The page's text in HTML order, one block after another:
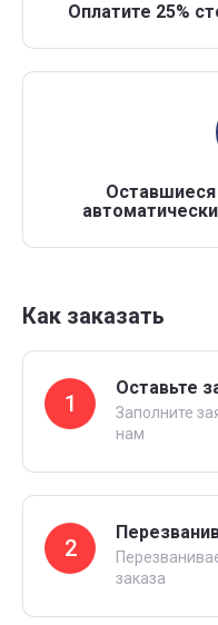
Оплатите 25%
Оставшиеся
Как заказать
1
Оставьте
Заполните
нам
2
заказа